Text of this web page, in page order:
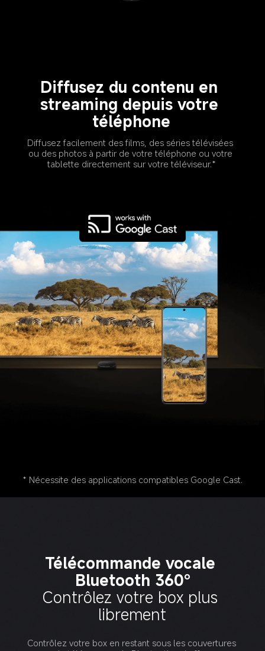
Diffusez du contenu en
streaming depuis votre
téléphone
Diffusez facilement des films, des séries télévisées
ou des photos à partir de votre téléphone ou votre
tablette directement sur votre téléviseur.*
* Nécessite des applications compatibles Google Cast.
Télécommande vocale
Bluetooth 360°
Contrôlez votre box plus
librement
Contrôlez votre box en restant sous les couvertures